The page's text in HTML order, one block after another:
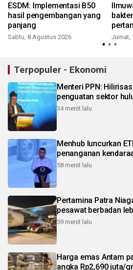
ESDM: Implementasi B50
hasil pengembangan yang
panjang
Sabtu, 8 Agustus 2026 Jumat,
Terpopuler - Ekonomi
Menteri PPN:
penguatan sektor
34 menit lalu
Menhub luncurkan
penanganan
58 menit lalu
Pertamina Patra
pesawat berbadan
59 menit lalu
Harga emas Antam
angka Rp2,690 juta/gr